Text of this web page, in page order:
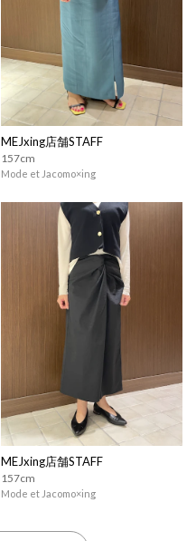
MEJxing店舗STAFF
157cm
Mode et Jacomo×ing
MEJxing店舗STAFF
157cm
Mode et Jacomo×ing